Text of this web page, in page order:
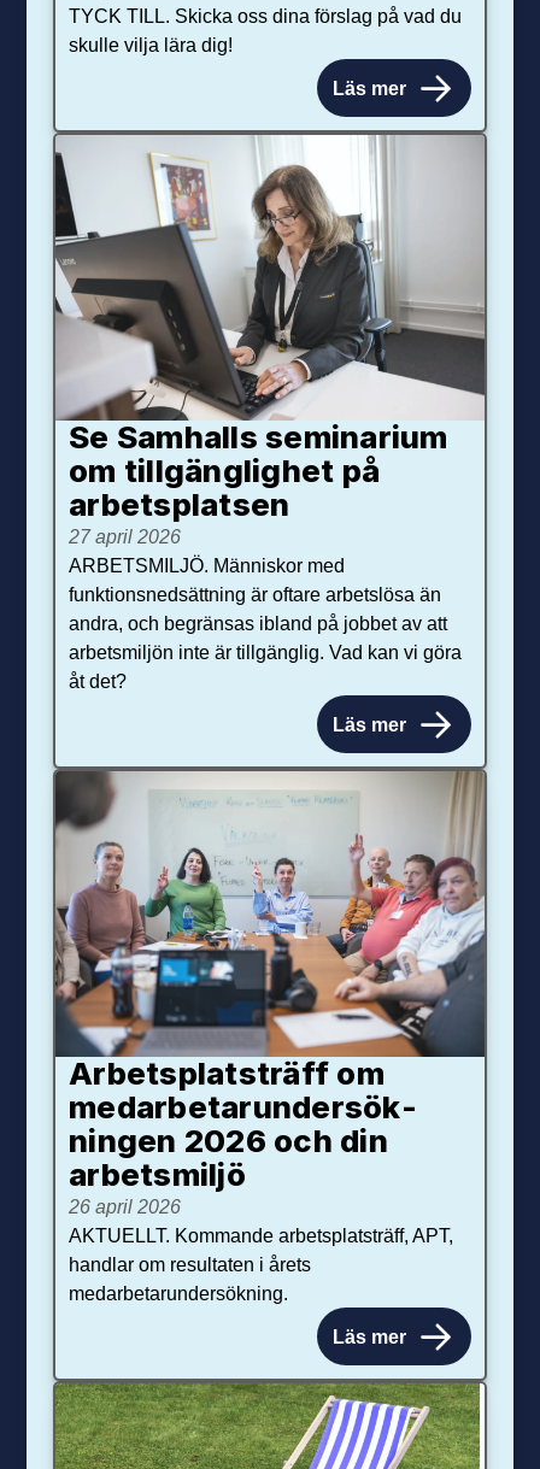
TYCK TILL. Skicka oss dina förslag på vad du
skulle vilja lära dig!
Läs mer
Se Samhalls seminarium
om tillgänglighet på
arbetsplatsen
27 april 2026
ARBETSMILJÖ. Människor med
funktionsnedsättning är oftare arbetslösa än
andra, och begränsas ibland på jobbet av att
arbetsmiljön inte är tillgänglig. Vad kan vi göra
åt det?
Läs mer
Arbetsplats­träff om
med­arbetar­under­sök­
ningen 2026 och din
arbets­miljö
26 april 2026
AKTUELLT. Kommande arbetsplatsträff, APT,
handlar om resultaten i årets
medarbetarundersökning.
Läs mer